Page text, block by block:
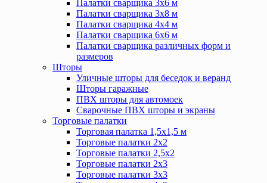
Палатки сварщика 3х6 м
Палатки сварщика 3х8 м
Палатки сварщика 4х4 м
Палатки сварщика 6х6 м
Палатки сварщика различных форм и
размеров
Шторы
Уличные шторы для беседок и веранд
Шторы гаражные
ПВХ шторы для автомоек
Сварочные ПВХ шторы и экраны
Торговые палатки
Торговая палатка 1,5х1,5 м
Торговые палатки 2х2
Торговые палатки 2,5х2
Торговые палатки 2х3
Торговые палатки 3х3